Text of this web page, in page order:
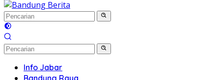
Info Jabar
Bandung Raya